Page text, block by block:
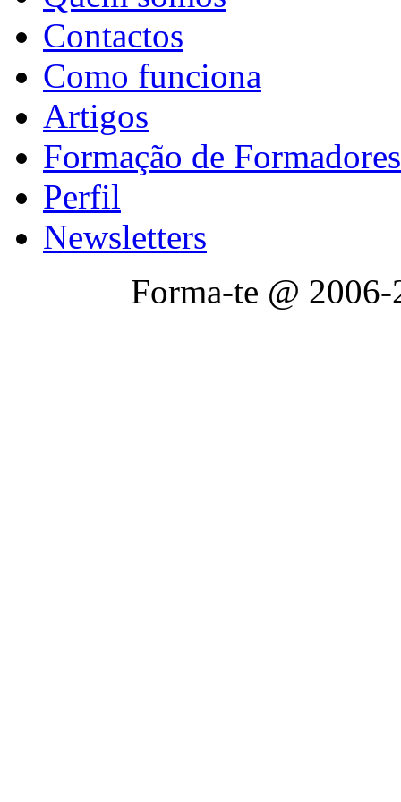
Contactos
Como funciona
Artigos
Formação de Formadores
Perfil
Newsletters
Forma-te @